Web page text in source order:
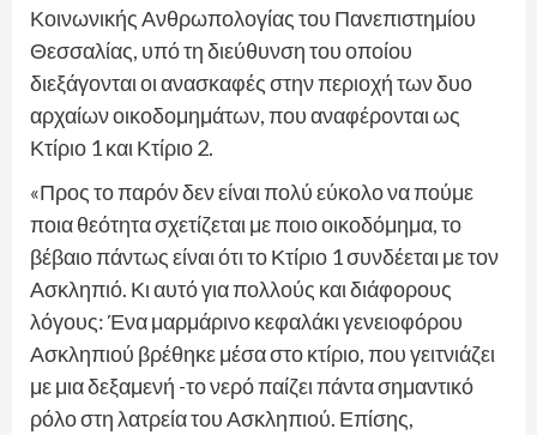
Κοινωνικής Ανθρωπολογίας του Πανεπιστημίου
Θεσσαλίας, υπό τη διεύθυνση του οποίου
διεξάγονται οι ανασκαφές στην περιοχή των δυο
αρχαίων οικοδομημάτων, που αναφέρονται ως
Κτίριο 1 και Κτίριο 2.
«Προς το παρόν δεν είναι πολύ εύκολο να πούμε
ποια θεότητα σχετίζεται με ποιο οικοδόμημα, το
βέβαιο πάντως είναι ότι το Κτίριο 1 συνδέεται με τον
Ασκληπιό. Κι αυτό για πολλούς και διάφορους
λόγους: Ένα μαρμάρινο κεφαλάκι γενειοφόρου
Ασκληπιού βρέθηκε μέσα στο κτίριο, που γειτνιάζει
με μια δεξαμενή -το νερό παίζει πάντα σημαντικό
ρόλο στη λατρεία του Ασκληπιού. Επίσης,